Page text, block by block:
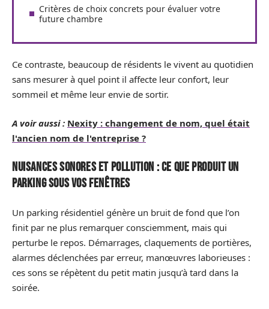
Critères de choix concrets pour évaluer votre
future chambre
Ce contraste, beaucoup de résidents le vivent au quotidien
sans mesurer à quel point il affecte leur confort, leur
sommeil et même leur envie de sortir.
A voir aussi : Nexity : changement de nom, quel était
l'ancien nom de l'entreprise ?
Nuisances sonores et pollution : ce que produit un
parking sous vos fenêtres
Un parking résidentiel génère un bruit de fond que l’on
finit par ne plus remarquer consciemment, mais qui
perturbe le repos. Démarrages, claquements de portières,
alarmes déclenchées par erreur, manœuvres laborieuses :
ces sons se répètent du petit matin jusqu’à tard dans la
soirée.